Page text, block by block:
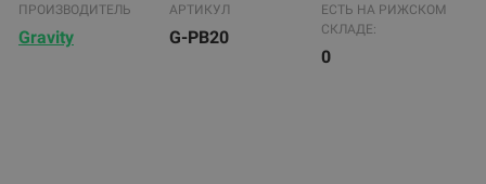
ПРОИЗВОДИТЕЛЬ
Gravity
АРТИКУЛ
G-PB20
ЕСТЬ НА РИЖСКОМ
СКЛАДЕ:
0